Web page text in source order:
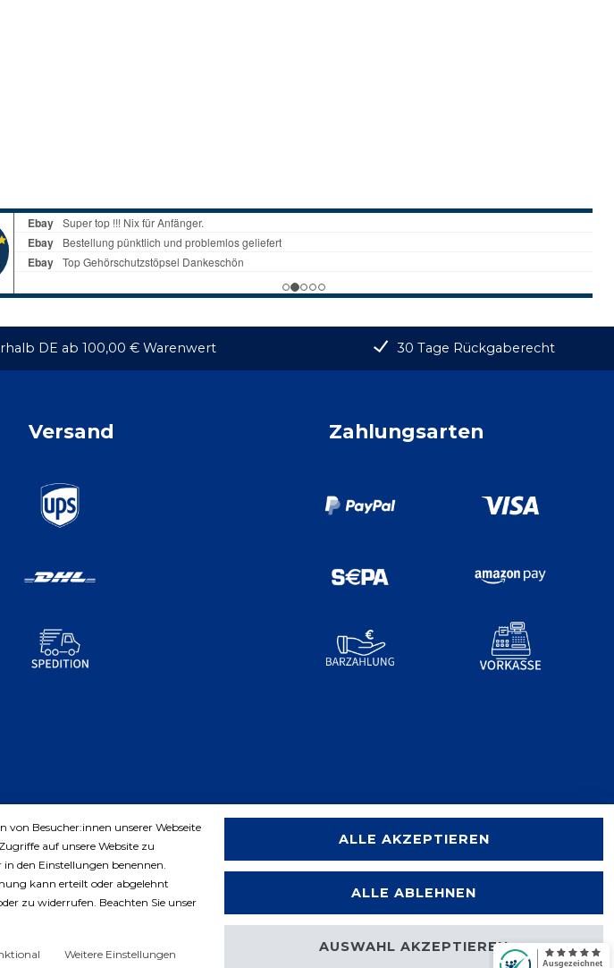
DE ab 100,00 € Warenwert 30 Tage Rückgaberecht
Versand Zahlungsarten
Shop. Alle Rechte vorbehalten.
von Besucher:innen unserer Webseite
auf unsere Website zu
den Einstellungen benennen.
kann erteilt oder abgelehnt
zu widerrufen. Beachten Sie unser
Weitere Einstellungen
ALLE AKZEPTIEREN
ALLE ABLEHNEN
AUSWAHL AKZEPTIEREN